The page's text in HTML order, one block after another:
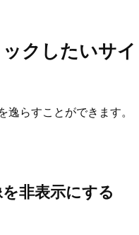
クしたいサ
らすことができます。
非表示にする